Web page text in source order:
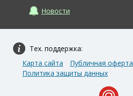
Новости
Тех. поддержка:
Карта сайта
Публичная оферта
Политика защиты данных